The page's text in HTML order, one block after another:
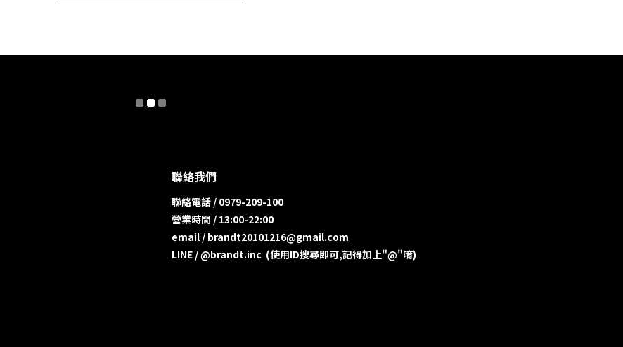
聯絡我們
聯絡電話 / 0979-209-100
營業時間 / 13:00-22:00
email / brandt20101216@gmail.com
LINE / @brandt.inc (使用ID搜尋即可,記得加上"@"唷)